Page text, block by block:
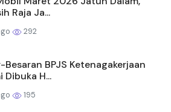
Raja Ja...
292
Besaran BPJS Ketenagakerjaan
Dibuka H...
195